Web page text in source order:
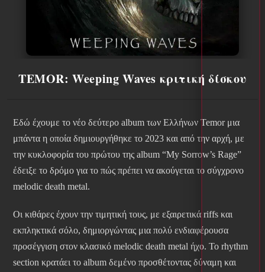
TEMOR: Weeping Waves κριτική δίσκου
Εδώ έχουμε το νέο δεύτερο album των Ελλήνων Temor μια
μπάντα η οποία δημιουργήθηκε το 2023 και από την αρχή, με
την κυκλοφορία του πρώτου της album “My Sorrow’s Rage”
έδειξε το δρόμο για το πώς πρέπει να ακούγεται το σύγχρονο
melodic death metal.
Οι κιθάρες έχουν την τιμητική τους, με εξαιρετικά riffs και
εκπληκτικά σόλο, δημιοργώντας μια πολύ ενδιαφέρουσα
προσέγγιση στον κλασικό melodic death metal ήχο. Το rhythm
section κρατάει το album δεμένο προσθέτοντας δύναμη και